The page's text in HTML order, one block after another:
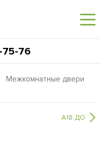
75-76
Межкомнатные двери
A18 ДО